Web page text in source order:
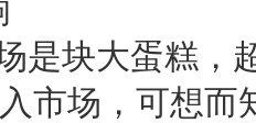
是块大蛋糕，
市场，可想